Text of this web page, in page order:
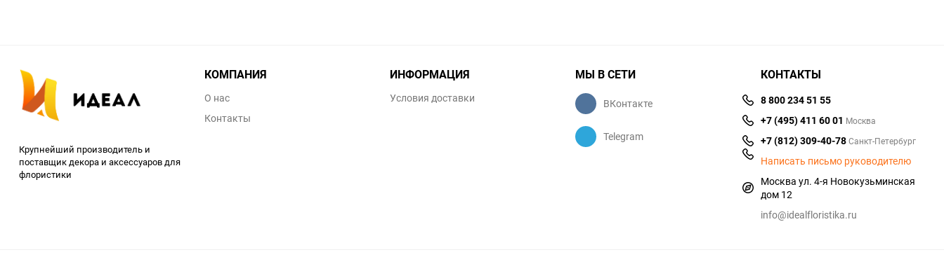
Крупнейший производитель и
поставщик декора и аксессуаров для
флористики
КОМПАНИЯ
О нас
Контакты
ИНФОРМАЦИЯ
Условия доставки
МЫ В СЕТИ
ВКонтакте
Telegram
КОНТАКТЫ
8 800 234 51 55
+7 (495) 411 60 01 Москва
+7 (812) 309-40-78Санкт-Петербург
Написать письмо руководителю
Москва ул. 4-я Новокузьминская
дом 12
info@idealfloristika.ru